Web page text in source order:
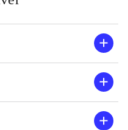
fx i form af
- og